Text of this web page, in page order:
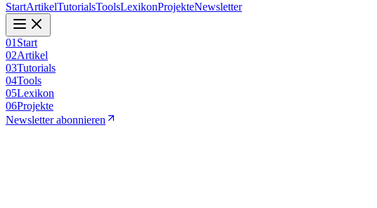
StartArtikelTutorialsToolsLexikonProjekteNewsletter
01 Start
02Artikel
03Tutorials
04Tools
05Lexikon
06Projekte
Newsletter abonnieren